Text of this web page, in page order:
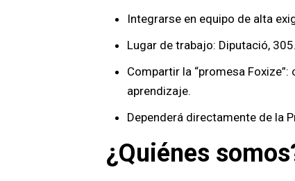
Integrarse en equipo de alta
Lugar de trabajo: Diputació,
Compartir la “promesa
aprendizaje.
Dependerá directamente de la
¿Quiénes